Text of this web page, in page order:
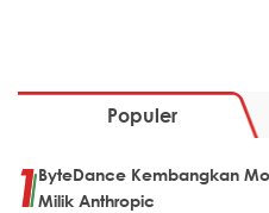
Populer
ByteDance Kembangkan
Milik Anthropic